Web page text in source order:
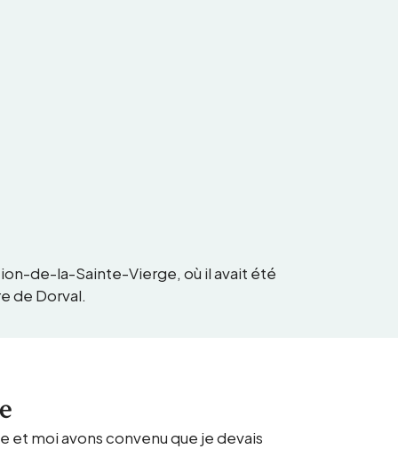
de-la-Sainte-Vierge, où il avait été
de Dorval.
et moi avons convenu que je devais